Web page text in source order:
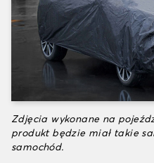
Zdjęcia wykonane na
produkt będzie miał takie
samochód.